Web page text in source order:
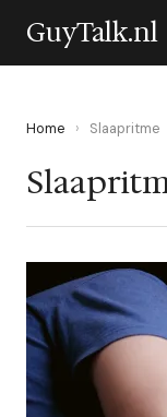
GuyTalk.nl
Home › Slaapritme